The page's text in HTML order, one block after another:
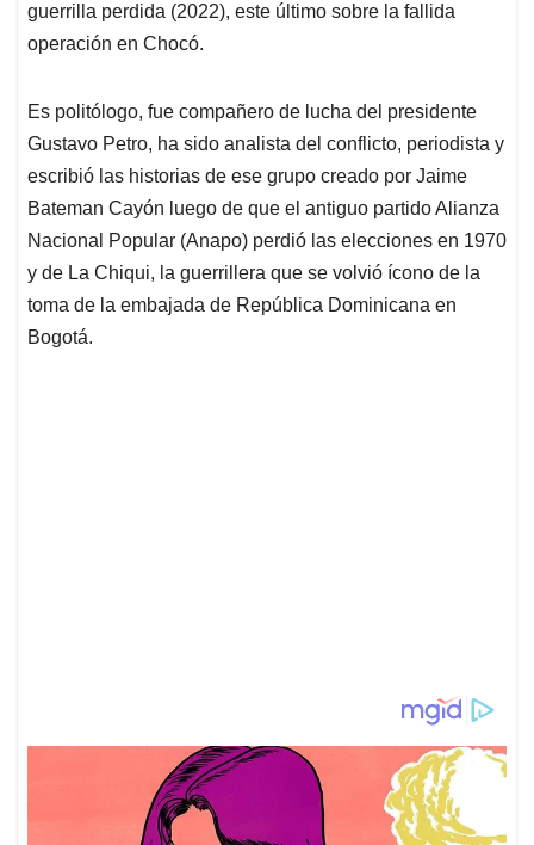
guerrilla perdida (2022), este último sobre la fallida
operación en Chocó.
Es politólogo, fue compañero de lucha del presidente
Gustavo Petro, ha sido analista del conflicto, periodista y
escribió las historias de ese grupo creado por Jaime
Bateman Cayón luego de que el antiguo partido Alianza
Nacional Popular (Anapo) perdió las elecciones en 1970
y de La Chiqui, la guerrillera que se volvió ícono de la
toma de la embajada de República Dominicana en
Bogotá.